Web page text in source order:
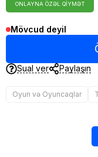
ONLAYNA ÖZƏL QIYMƏT
Mövcud deyil
Sual ver Paylaşın
Oyun və Oyuncaqlar